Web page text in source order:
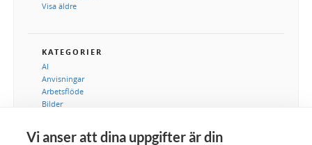
Vi anser att dina uppgifter är din
Visa äldre
KATEGORIER
AI
Anvisningar
Arbetsflöde
Bilder
Digital tillgångshantering
Integration